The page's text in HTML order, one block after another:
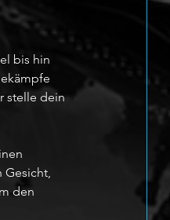
bis hin
stelle dein
Gesicht,
den